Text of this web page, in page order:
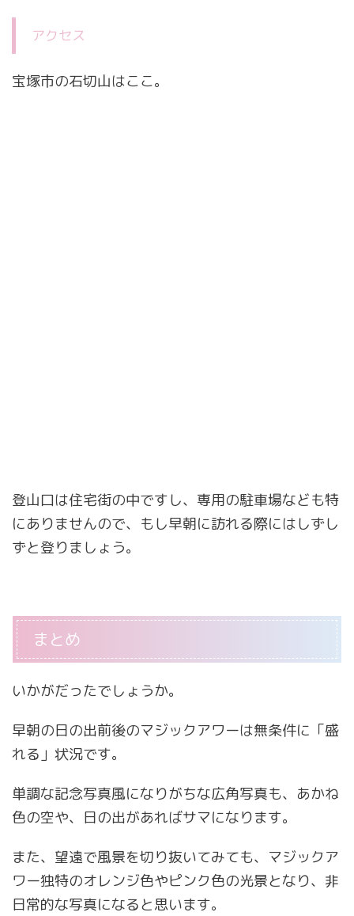
アクセス
宝塚市の石切山はここ。
登山口は住宅街の中ですし、専用の駐車場なども特
にありませんので、もし早朝に訪れる際にはしずし
ずと登りましょう。
まとめ
いかがだったでしょうか。
早朝の日の出前後のマジックアワーは無条件に「盛
れる」状況です。
単調な記念写真風になりがちな広角写真も、あかね
色の空や、日の出があればサマになります。
また、望遠で風景を切り抜いてみても、マジックア
ワー独特のオレンジ色やピンク色の光景となり、非
日常的な写真になると思います。